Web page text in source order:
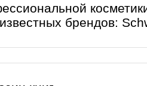
брендов: